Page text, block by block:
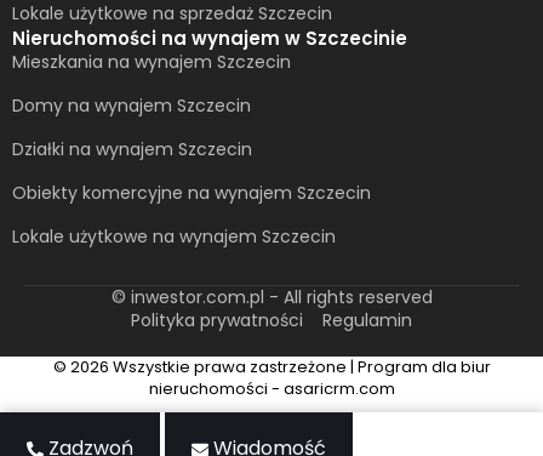
Lokale użytkowe na sprzedaż Szczecin
Nieruchomości na wynajem w Szczecinie
Mieszkania na wynajem Szczecin
Domy na wynajem Szczecin
Działki na wynajem Szczecin
Obiekty komercyjne na wynajem Szczecin
Lokale użytkowe na wynajem Szczecin
© inwestor.com.pl - All rights reserved
Polityka prywatności
Regulamin
© 2026 Wszystkie prawa zastrzeżone | Program dla biur
nieruchomości - asaricrm.com
Zadzwoń Wiadomość